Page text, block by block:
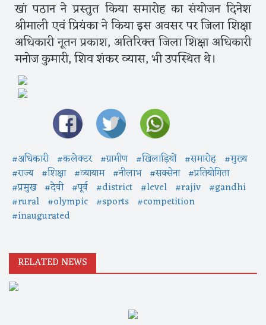
खां पठान ने प्रस्तुत किया समारोह का संयोजन दिनेश
श्रीमाली एवं प्रियंका ने किया इस अवसर पर जिला शिक्षा
अधिकारी नूतन प्रकाश, अतिरिक्त जिला शिक्षा अधिकारी
मनोज कुमारी, शिव शंकर व्यास, भी उपस्थित थे।
#अधिकारी #कलेक्टर #ग्रामीण #खिलाड़ियों #समारोह #मुख्य
#राज्य #शिक्षा #व्यायाम #नीलाभ #सक्सेना #प्रतियोगिता
#प्रमुख #देवी #पूर्व #district #level #rajiv #gandhi
#rural #olympic #sports #competition
#inaugurated
RELATED NEWS